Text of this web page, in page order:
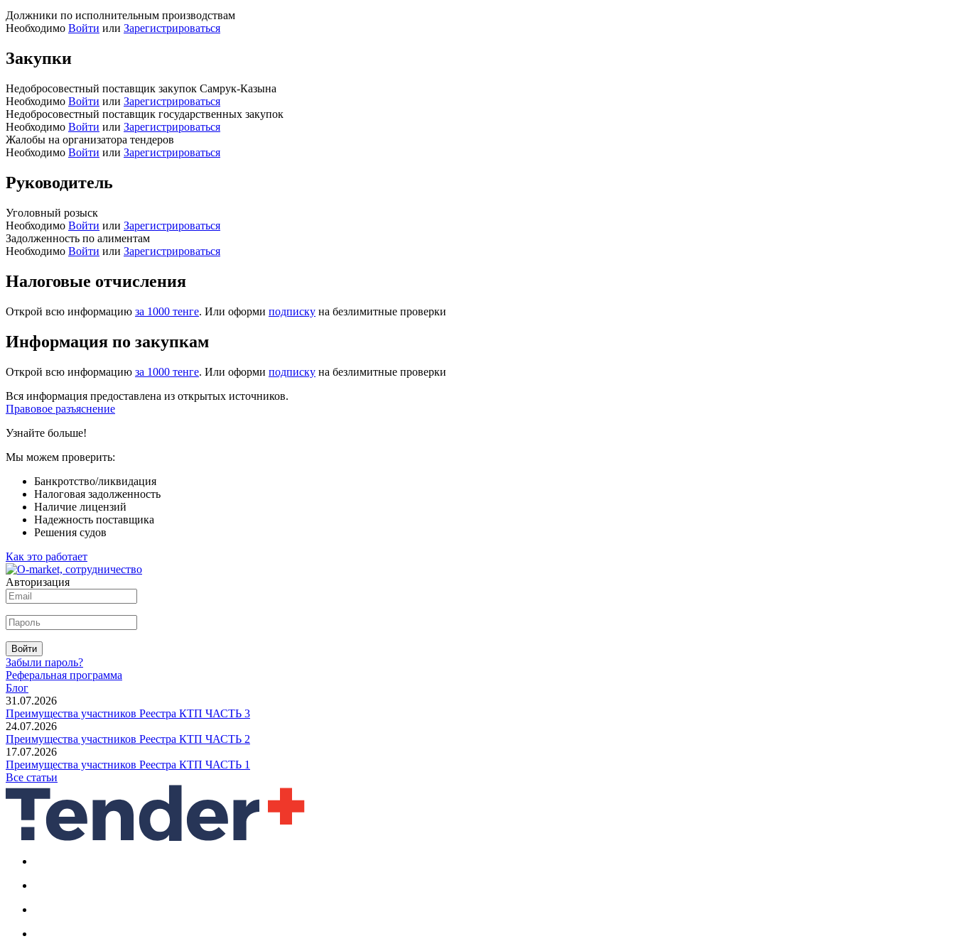
Должники по исполнительным производствам
Необходимо Войти или Зарегистрироваться
Закупки
Недобросовестный поставщик закупок Самрук-Казына
Необходимо Войти или Зарегистрироваться
Недобросовестный поставщик государственных закупок
Необходимо Войти или Зарегистрироваться
Жалобы на организатора тендеров
Необходимо Войти или Зарегистрироваться
Руководитель
Уголовный розыск
Необходимо Войти или Зарегистрироваться
Задолженность по алиментам
Необходимо Войти или Зарегистрироваться
Налоговые отчисления
Открой всю информацию за 1000 тенге. Или оформи подписку на безлимитные проверки
Информация по закупкам
Открой всю информацию за 1000 тенге. Или оформи подписку на безлимитные проверки
Вся информация предоставлена из открытых источников.
Правовое разъяснение
Узнайте больше!
Мы можем проверить:
Банкротство/ликвидация
Налоговая задолженность
Наличие лицензий
Надежность поставщика
Решения судов
Как это работает
Авторизация
Войти
Забыли пароль?
Реферальная программа
Блог
31.07.2026
Преимущества участников Реестра КТП ЧАСТЬ 3
24.07.2026
Преимущества участников Реестра КТП ЧАСТЬ 2
17.07.2026
Преимущества участников Реестра КТП ЧАСТЬ 1
Все статьи